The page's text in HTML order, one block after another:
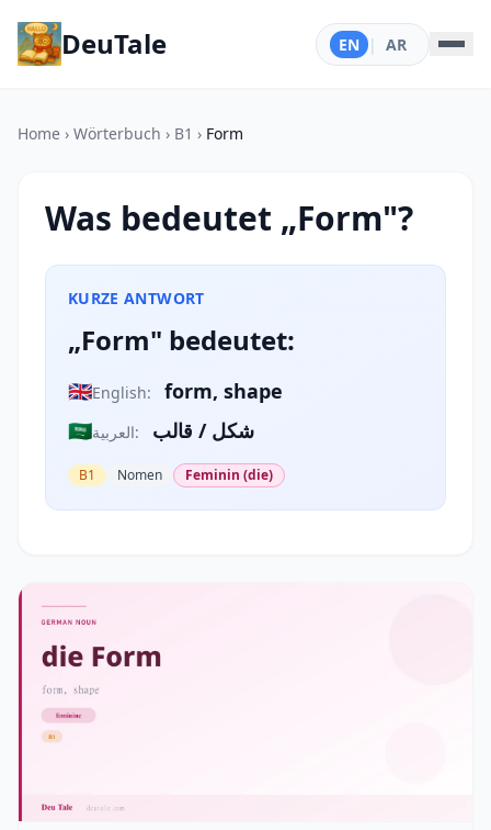
DeuTale EN | AR
Home › Wörterbuch › B1 › Form
Was bedeutet „Form"?
KURZE ANTWORT
„Form" bedeutet:
🇬🇧English:
form, shape
🇸🇦
العربية: شكل / قالب
B1 Nomen Feminin (die)